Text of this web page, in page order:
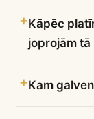
Kāpēc
joprojām tā
Kam